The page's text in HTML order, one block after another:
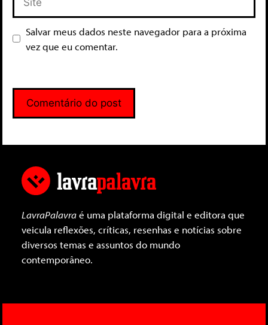
Salvar meus dados neste navegador para a próxima
vez que eu comentar.
LavraPalavraé uma plataforma digital e editora que
veicula reflexões, críticas, resenhas e notícias sobre
diversos temas e assuntos do mundo
contemporâneo.